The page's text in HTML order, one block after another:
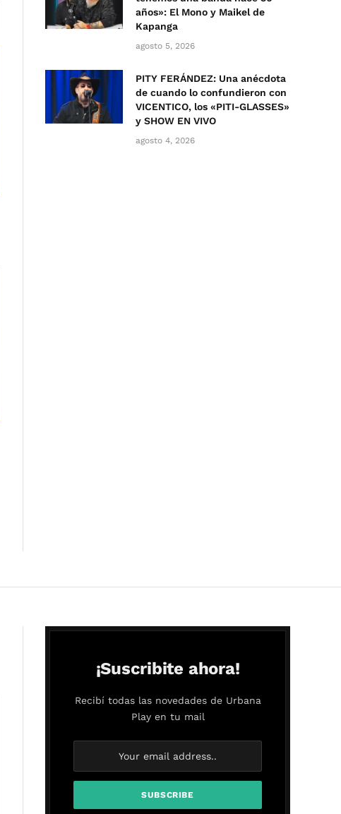
años»: El Mono y Maikel de
Kapanga
agosto 5, 2026
PITY FERÁNDEZ: Una anécdota
de cuando lo confundieron con
VICENTICO, los «PITI-GLASSES»
y SHOW EN VIVO
agosto 4, 2026
¡Suscribite ahora!
Recibí todas las novedades de Urbana
Play en tu mail